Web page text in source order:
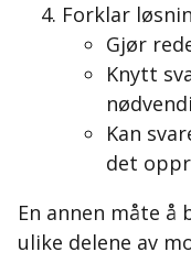
Forklar
Gjør
Knytt
Kan
det
En annen måte å
ulike delene av